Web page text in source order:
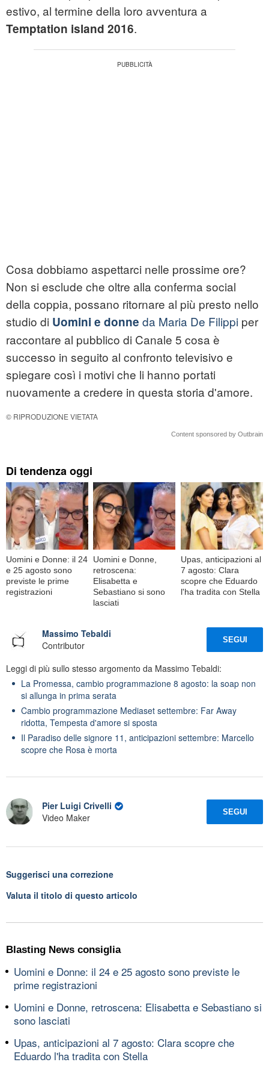
estivo, al termine della loro avventura a
Temptation island 2016.
Cosa dobbiamo aspettarci nelle prossime ore?
Non si esclude che oltre alla conferma social
della coppia, possano ritornare al più presto nello
studio di Uomini e donne da Maria De Filippi per
raccontare al pubblico di Canale 5 cosa è
successo in seguito al confronto televisivo e
spiegare così i motivi che li hanno portati
nuovamente a credere in questa storia d'amore.
© RIPRODUZIONE VIETATA
Content sponsored by Outbrain
Di tendenza oggi
Uomini e Donne: il 24
e 25 agosto sono
previste le prime
registrazioni
Uomini e Donne,
retroscena:
Elisabetta e
Sebastiano si sono
lasciati
Upas, anticipazioni al
7 agosto: Clara
scopre che Eduardo
l'ha tradita con Stella
Massimo Tebaldi
Contributor
SEGUI
Leggi di più sullo stesso argomento da Massimo Tebaldi:
La Promessa, cambio programmazione 8 agosto: la soap non
si allunga in prima serata
Cambio programmazione Mediaset settembre: Far Away
ridotta, Tempesta d'amore si sposta
Il Paradiso delle signore 11, anticipazioni settembre: Marcello
scopre che Rosa è morta
Pier Luigi Crivelli
Video Maker
SEGUI
Suggerisci una correzione
Valuta il titolo di questo articolo
Blasting News consiglia
Uomini e Donne: il 24 e 25 agosto sono previste le
prime registrazioni
Uomini e Donne, retroscena: Elisabetta e Sebastiano si
sono lasciati
Upas, anticipazioni al 7 agosto: Clara scopre che
Eduardo l'ha tradita con Stella